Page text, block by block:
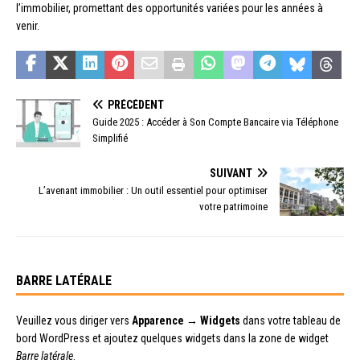
l’immobilier, promettant des opportunités variées pour les années à
venir.
PRÉCÉDENT
Guide 2025 : Accéder à Son Compte Bancaire via Téléphone
Simplifié
SUIVANT
L’avenant immobilier : Un outil essentiel pour optimiser
votre patrimoine
BARRE LATÉRALE
Veuillez vous diriger vers Apparence → Widgets dans votre tableau de
bord WordPress et ajoutez quelques widgets dans la zone de widget
Barre latérale